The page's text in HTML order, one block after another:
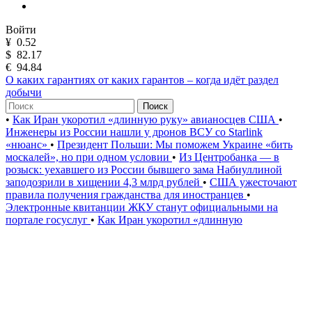
Войти
¥ 0.52
$ 82.17
€ 94.84
О каких гарантиях от каких гарантов – когда идёт раздел
добычи
Поиск
• Как Иран укоротил «длинную руку» авианосцев США •
Инженеры из России нашли у дронов ВСУ со Starlink
«нюанс» • Президент Польши: Мы поможем Украине «бить
москалей», но при одном условии • Из Центробанка — в
розыск: уехавшего из России бывшего зама Набиуллиной
заподозрили в хищении 4,3 млрд рублей • США ужесточают
правила получения гражданства для иностранцев •
Электронные квитанции ЖКУ станут официальными на
портале госуслуг • Как Иран укоротил «длинную